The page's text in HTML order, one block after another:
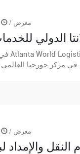
معرض /
للخدمات
معرض /
والإمداد